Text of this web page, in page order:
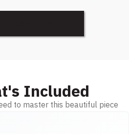
Included
to master this beautiful piece